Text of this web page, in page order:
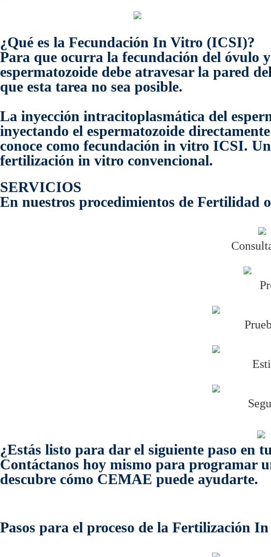
¿Qué es la Fecundación In Vitro (ICSI)?
Para que ocurra la fecundación del óvulo
espermatozoide debe atravesar la pared
que esta tarea no sea posible.
La inyección intracitoplasmática del
inyectando el espermatozoide
conoce como fecundación in vitro ICSI.
fertilización in vitro convencional.
SERVICIOS
En nuestros procedimientos de Fertilidad
¿Estás listo para dar el siguiente paso en
Contáctanos hoy mismo para programar
descubre cómo CEMAE puede ayudarte.
Pasos para el proceso de la Fertilización